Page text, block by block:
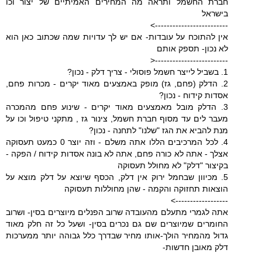
חברת החשמל ותראה מה המחירים האמיתיים של יצור וכו
בישראל
------------------------->
אין להתוכח על עובדות- אם יש לך עדויות שמה שכתוב כאן הוא
לא נכון- תספק אותם
-------------------------<
1. בשביל לייצר חשמל פוסולי - צריך דלק - נכון?
2. הדלק (פחם, גז) מופק באמצעים מאוד יקרים - מכרות פחם,
אסדות קידוח - נכון?
3. הדלק מובל מאמצעים מאוד יקרים - שינוע פחם מהמכרה
מעבר לים עד מסוף חברת חשמל, צינור גז , מתקני טיפול וכו על
מנת להביא את הגז "שלנו" לתחנה - נכון?
4. לכל המרכיבים הללו אתה משלם - וזה יוצר 0 כמעט תעסוקה
אצלך - אתה לא כורה פחם, אתה לא בונה אסדות קידוח / הפקה -
בקיצור "דלק" לא מחולל תעסוקה
5. מכיוון שבחמל ירוק אין דלק, הכסף שיוצא על דלק מוצא על
הוצאות תחזוקה והקמה - שהן מחוללות תעסוקה
------------------>
אתה לגמרי מתעלם מהעובדה שרוב הפנלים מיוצרים בסין- ושרוב
החומרים שמיוצרים שם גם נכרים בסין- ושעל כל זה חלק מאוד
גדול מהמחיר הולך-אותו מחיר שבדרך כלל גבוהה יותר ממערכות
דלק מאובן חדשות-